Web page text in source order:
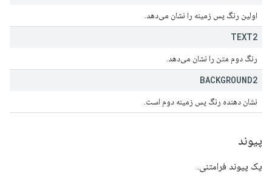
اولین رنگ پس زمینه را نشان می‌دهد.
TEXT2
رنگ دوم متن را نشان می‌دهد.
BACKGROUND2
نشان دهنده رنگ پس زمینه دوم است.
پیوند
یک پیوند فرامتنی.